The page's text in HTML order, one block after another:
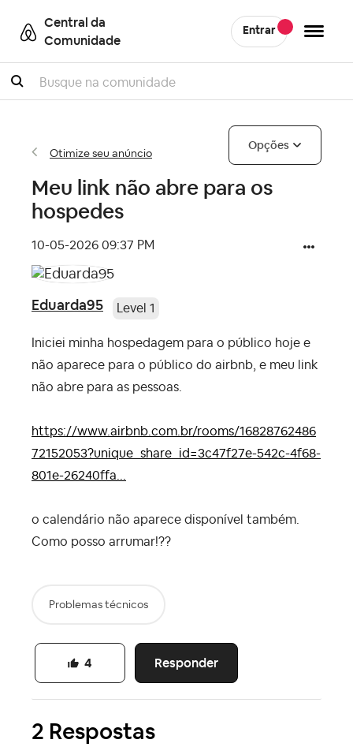
Central da
Comunidade
Entrar
Pesquisar
Otimize seu anúncio
Opções
Meu link não abre para os
hospedes
‎10-05-2026 09:37 PM
Eduarda95 Level 1
Iniciei minha hospedagem para o público hoje e
não aparece para o público do airbnb, e meu link
não abre para as pessoas.
https://www.airbnb.com.br/rooms/16828762486
72152053?unique_share_id=3c47f27e-542c-4f68-
801e-26240ffa...
o calendário não aparece disponível também.
Como posso arrumar!??
Problemas técnicos
Responder
4
2 Respostas